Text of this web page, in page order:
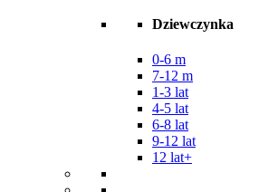
Dziewczynka
0-6 m
7-12 m
1-3 lat
4-5 lat
6-8 lat
9-12 lat
12 lat+